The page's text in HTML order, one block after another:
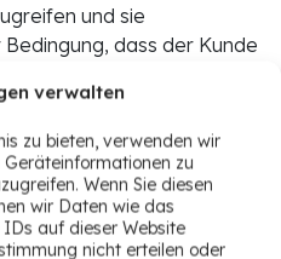
verwalten
zu bieten, verwenden wir
Geräteinformationen zu
Wenn Sie diesen
wir Daten wie das
auf dieser Website
nicht erteilen oder
und sie
dass der Kunde
entnommen ist, als Quelle
der Kunde das Recht,
nur für
verwenden:
von Auszügen aus